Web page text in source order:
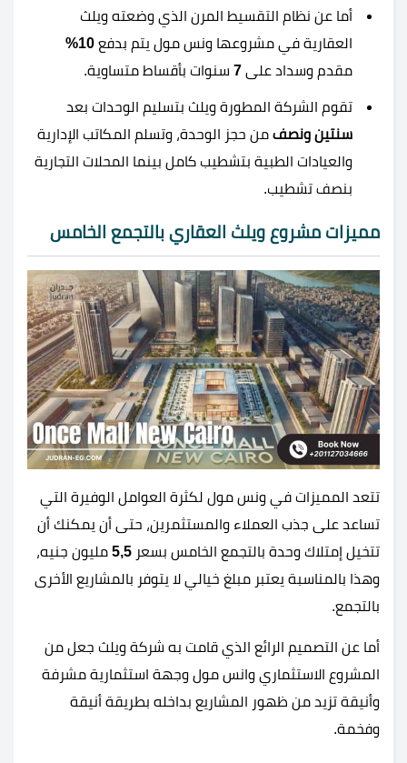
أما عن نظام التقسيط المرن الذي وضعته ويلث
العقارية في مشروعها ونس مول يتم بدفع
مقدم وسداد على 7 سنوات بأقساط متساوية.
تقوم الشركة المطورة ويلث بتسليم الوحدات بعد
سنتين ونصف من حجز الوحدة، وتسلم المكاتب الإدارية
والعيادات الطبية بتشطيب كامل بينما المحلات التجارية
بنصف تشطيب.
مميزات مشروع ويلث العقاري بالتجمع الخامس
تتعد المميزات في ونس مول لكثرة العوامل الوفيرة التي
تساعد على جذب العملاء والمستثمرين، حتى أن يمكنك أن
تتخيل إمتلاك وحدة بالتجمع الخامس بسعر 5,5 مليون جنيه،
وهذا بالمناسبة يعتبر مبلغ خيالي لا يتوفر بالمشاريع الأخرى
بالتجمع.
أما عن التصميم الرائع الذي قامت به شركة ويلث جعل من
المشروع الاستثماري وانس مول وجهة استثمارية مشرفة
وأنيقة تزيد من ظهور المشاريع بداخله بطريقة أنيقة
وفخمة.